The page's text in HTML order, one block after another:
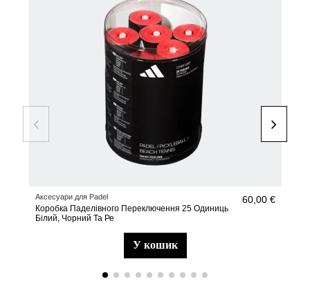
Аксесуари для Padel
Коробка Паделівного Переключення 25 Одиниць
Білий, Чорний Та Ре
60,00 €
у кошик